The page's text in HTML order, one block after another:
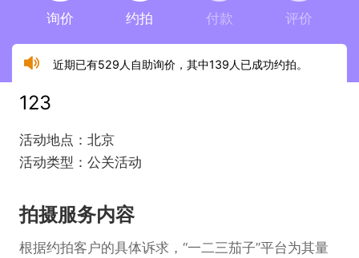
询价 约拍 付款 评价
近期已有529人自助询价，其中139人已成功约拍。
123
活动地点：北京
活动类型：公关活动
拍摄服务内容
根据约拍客户的具体诉求，“一二三茄子”平台为其量